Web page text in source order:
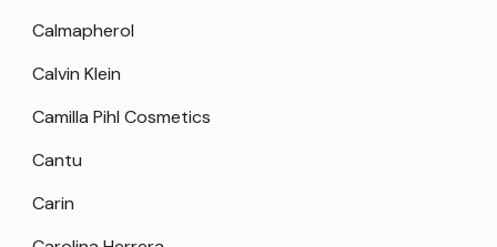
Calmapherol
Calvin Klein
Camilla Pihl Cosmetics
Cantu
Carin